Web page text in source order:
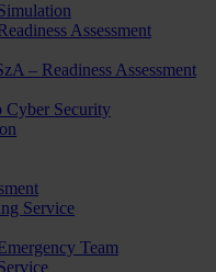
Assessment
– Readiness Assessment
Cyber Security
Service
Team